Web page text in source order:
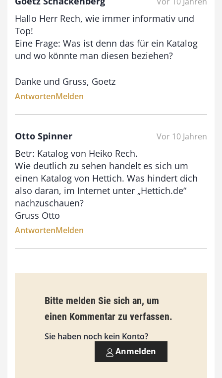
i
s
3
0
Hallo Herr Rech, wie immer informativ und
Top!
Eine Frage: Was ist denn das für ein Katalog
und wo könnte man diesen beziehen?
Danke und Gruss, Goetz
AntwortenMelden
Otto Spinner Vor 10 Jahren
Betr: Katalog von Heiko Rech.
Wie deutlich zu sehen handelt es sich um
einen Katalog von Hettich. Was hindert dich
also daran, im Internet unter „Hettich.de“
nachzuschauen?
Gruss Otto
AntwortenMelden
Bitte melden Sie sich an, um
einen Kommentar zu verfassen.
Sie haben noch kein Konto?
Anmelden